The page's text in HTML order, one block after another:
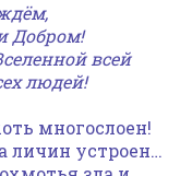
Добром!
всей
людей!
многослоен!
личин устроен…